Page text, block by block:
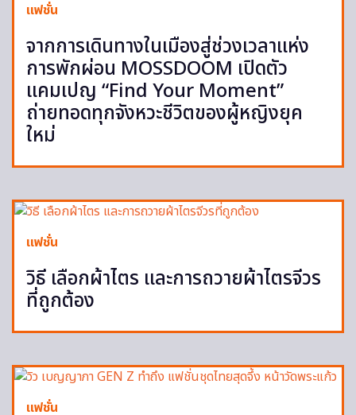
แฟชั่น
จากการเดินทางในเมืองสู่ช่วงเวลาแห่ง
การพักผ่อน MOSSDOOM เปิดตัว
แคมเปญ “Find Your Moment”
ถ่ายทอดทุกจังหวะชีวิตของผู้หญิงยุค
ใหม่
แฟชั่น
วิธี เลือกผ้าไตร และการถวายผ้าไตรจีวร
ที่ถูกต้อง
แฟชั่น